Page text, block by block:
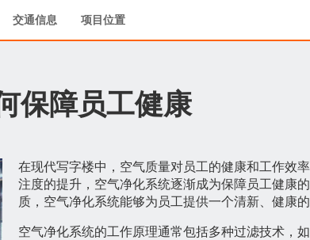
交通信息 项目位置
保障员工健康
在现代写字楼中，空气质量对员工的健康和工作效
注度的提升，空气净化系统逐渐成为保障员工健康
质，空气净化系统能够为员工提供一个清新、健康的
空气净化系统的工作原理通常包括多种过滤技术，